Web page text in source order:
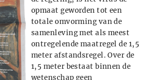
opmaat geworden tot een
totale omvorming van de
samenleving met als meest
ontregelende maatregel de 1,5
meter afstandsregel. Over de
1,5 meter bestaat binnen de
wetenschap geen